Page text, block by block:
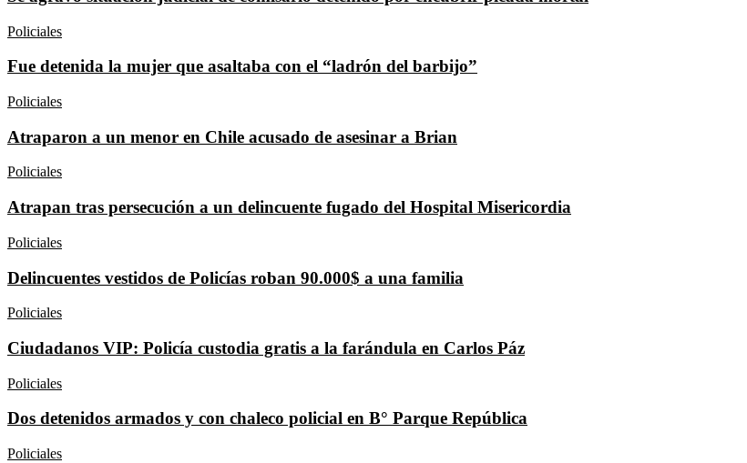
Policiales
Fue detenida la mujer que asaltaba con el “ladrón del barbijo”
Policiales
Atraparon a un menor en Chile acusado de asesinar a Brian
Policiales
Atrapan tras persecución a un delincuente fugado del Hospital Misericordia
Policiales
Delincuentes vestidos de Policías roban 90.000$ a una familia
Policiales
Ciudadanos VIP: Policía custodia gratis a la farándula en Carlos Páz
Policiales
Dos detenidos armados y con chaleco policial en B° Parque República
Policiales